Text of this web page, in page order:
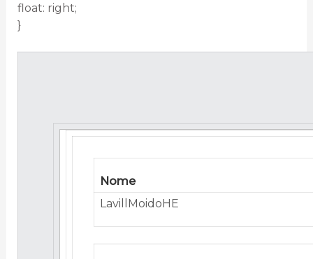
float: right;
}
Nome
LavillMoidoHE